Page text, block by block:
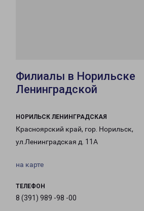
Филиалы в Норильске
Ленинградской
НОРИЛЬСК ЛЕНИНГРАДСКАЯ
Красноярский край, гор. Норильск,
ул.Ленинградская д. 11А
на карте
ТЕЛЕФОН
8 (391) 989 -98 -00